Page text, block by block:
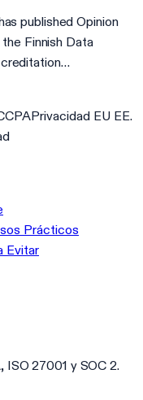
published Opinion
Finnish Data
Privacidad EU EE.
Prácticos
Evitar
27001 y SOC 2.